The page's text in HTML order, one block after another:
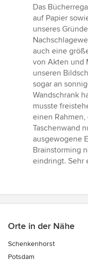
Sternen
Das
auf Papier
unseres
auch eine
von Akten und
unseren
sogar an
Wandschrank
musste
einen
Taschenwand
ausgewogene
Brainstorming
eindringt. Sehr
Orte in der Nähe
Schenkenhorst
Potsdam